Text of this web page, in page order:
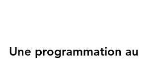
Une programmation au